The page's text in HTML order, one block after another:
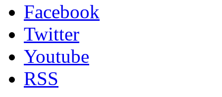
Facebook
Twitter
Youtube
RSS